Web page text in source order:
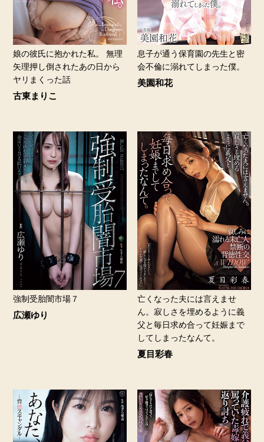
娘の彼氏に抱かれた私。 無理
矢理押し倒されたあの日から
ヤリまくった話
古東まりこ
息子が通う保育園の先生と密
会不倫に溺れてしまった僕。
美園和花
強制受胎闇市場７
広瀬ゆり
亡くなった夫には言えませ
ん。寂しさを埋めるように義
父と毎日求め合って妊娠まで
してしまったなんて。
夏目彩春